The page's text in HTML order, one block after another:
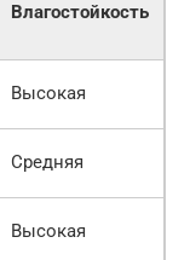
Влагостойкость
Высокая
Средняя
Высокая